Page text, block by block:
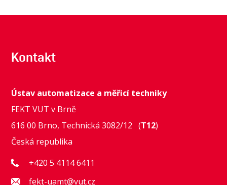
Kontakt
Ústav automatizace a měřicí techniky
FEKT VUT v Brně
616 00 Brno, Technická 3082/12 (T12)
Česká republika
+420 5 4114 6411
fekt-uamt@vut.cz